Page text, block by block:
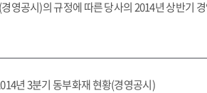
영공시)의 규정에 따른 당사의 2014년 상반기
년 3분기 동부화재 현황(경영공시)